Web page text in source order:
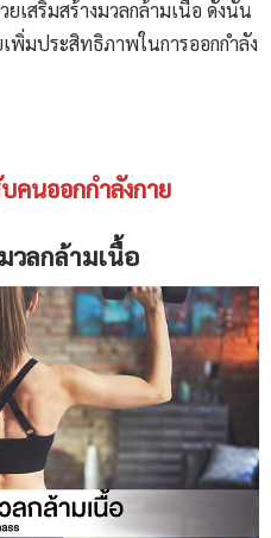
เสริมสร้างมวลกล้ามเนื้อ ดังนั้น
มประสิทธิภาพในการออกกำลัง
คนออกกำลังกาย
วลกล้ามเนื้อ